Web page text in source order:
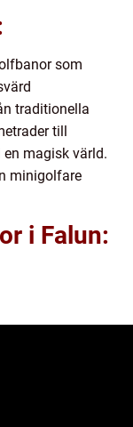
som
traditionella
till
magisk värld.
minigolfare
i Falun: